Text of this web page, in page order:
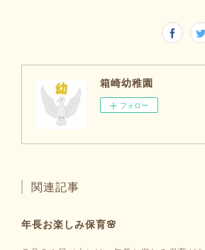
箱崎幼稚園
フォロー
関連記事
年長お楽しみ保育🌸